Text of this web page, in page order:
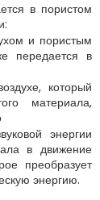
в пористом
и пористым
передается в
который
материала,
энергии
в движение
преобразует
энергию.